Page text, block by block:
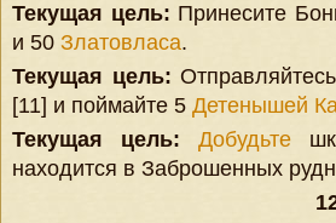
Текущая цель: Принесите
и 50 Златовласа.
Текущая цель:
[11] и поймайте 5 Детенышей
Текущая цель:
Добудьте
находится в Заброшенных